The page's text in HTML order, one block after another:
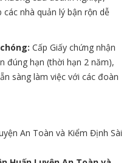
nhà quản lý bận rộn dễ
Cấp Giấy chứng nhận
đúng hạn (thời hạn 2 năm),
sàng làm việc với các đoàn